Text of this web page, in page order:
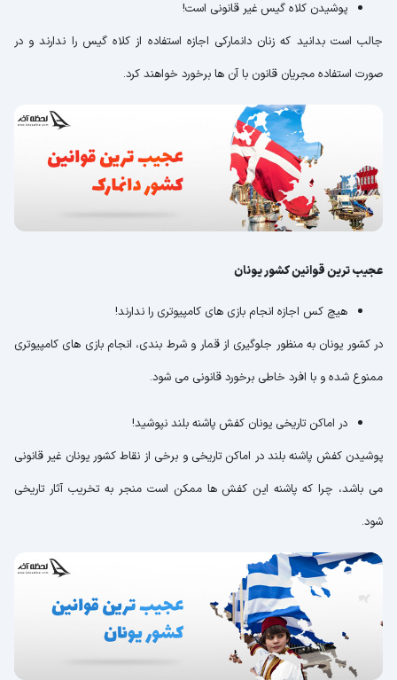
پوشیدن کلاه گیس غیر قانونی است!
جالب است بدانید که زنان دانمارکی اجازه استفاده از کلاه گیس را ندارند و در
صورت استفاده مجریان قانون با آن ها برخورد خواهند کرد.
عجیب ترین قوانین کشور یونان
هیچ کس اجازه انجام بازی های کامپیوتری را ندارند!
در کشور یونان به منظور جلوگیری از قمار و شرط بندی، انجام بازی های کامپیوتری
ممنوع شده و با افرد خاطی برخورد قانونی می شود.
در اماکن تاریخی یونان کفش پاشنه بلند نپوشید!
پوشیدن کفش پاشنه بلند در اماکن تاریخی و برخی از نقاط کشور یونان غیر قانونی
می باشد، چرا که پاشنه این کفش ها ممکن است منجر به تخریب آثار تاریخی
شود.